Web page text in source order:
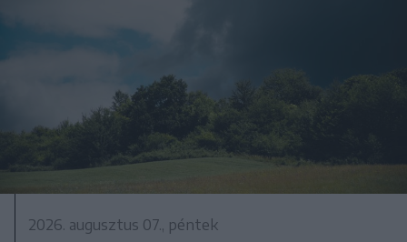
2026. augusztus 07., péntek